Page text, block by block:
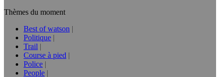
Thèmes du moment
Best of watson
Politique
Trail
Course à pied
Police
People